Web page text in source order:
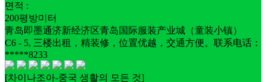
면적 :
200평방미터
青岛即墨通济新经济区青岛国际服装产业城（童装小镇）
C6 - 5, 三楼出租，精装修，位置优越，交通方便。联系电话：
*****8233
[차이나조아-중국 생활의 모든 것]